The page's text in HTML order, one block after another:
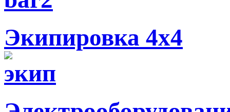
Экипировка 4х4